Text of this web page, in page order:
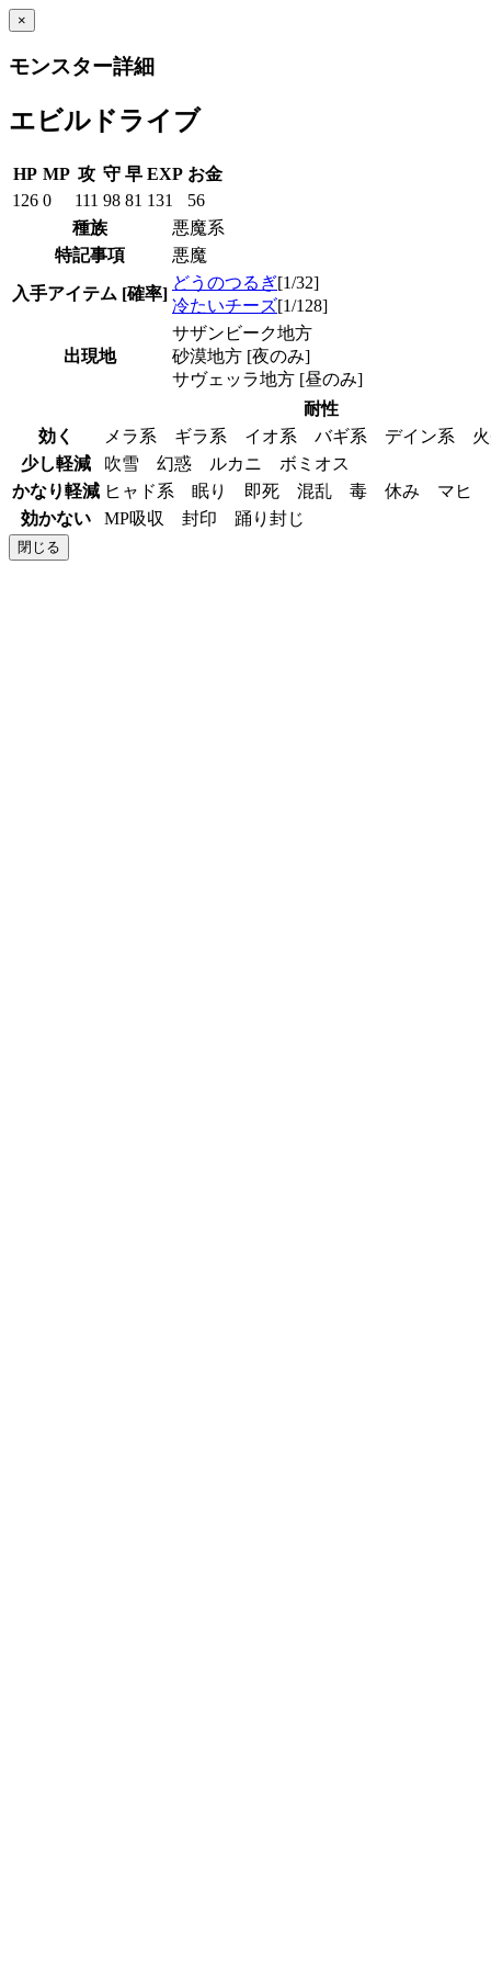
×
モンスター詳細
エビルドライブ
HP MP 攻 守 早 EXP お金
126 0 111 98 81 131
56
種族
悪魔系
特記事項
悪魔
入手アイテム [確率]
どうのつるぎ[1/32]
冷たいチーズ[1/128]
出現地
サザンビーク地方
砂漠地方 [夜のみ]
サヴェッラ地方 [昼のみ]
耐性
効く
メラ系 ギラ系 イオ系 バギ系 デイン系
少し軽減
吹雪 幻惑 ルカニ ボミオス
かなり軽減 ヒャド系 眠り 即死 混乱 毒 休み マヒ
効かない
MP吸収 封印 踊り封じ
閉じる